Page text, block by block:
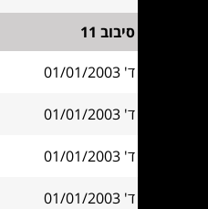
סיבוב 11
ד' 01/01/2003
ד' 01/01/2003
ד' 01/01/2003
ד' 01/01/2003